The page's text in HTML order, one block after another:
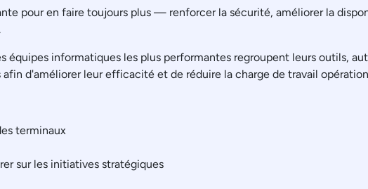
pour en faire toujours plus — renforcer la sécurité, améliorer la
équipes informatiques les plus performantes regroupent leurs outils,
d'améliorer leur efficacité et de réduire la charge de travail
terminaux
sur les initiatives stratégiques